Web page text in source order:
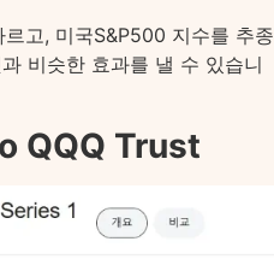
고, 미국S&P500 지수를 추종
비슷한 효과를 낼 수 있습니
QQQ Trust